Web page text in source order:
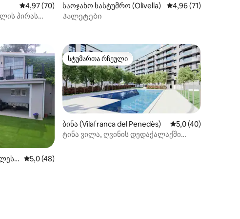
საშუალო შეფასებაა 5‑დან 4,97, 70 მიმოხილვა
4,97 (70)
პირას
საოჯახო სასტუმრო (Olivella) საშუალო შეფასებაა
4,96 (71)
Პალეტები
ვარიანტი
საშუალო შეფასებაა 5‑დან 5,0, 48 მიმოხილვა
5,0 (48)
სტუმართა რჩეული
სტუმართა რჩეული
ბინა (Vilafranca del Penedès) საშუალო
5,0 (40)
ტინა ვილა, ღვინის დედაქალაქში